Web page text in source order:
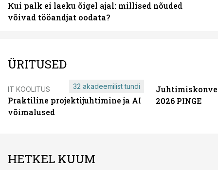
Kui palk ei laeku õigel ajal: millised nõuded
võivad tööandjat oodata?
ÜRITUSED
IT KOOLITUS
Praktiline projektijuhtimine ja AI
võimalused
32 akadeemilist tundi
2026 PINGE
HETKEL KUUM